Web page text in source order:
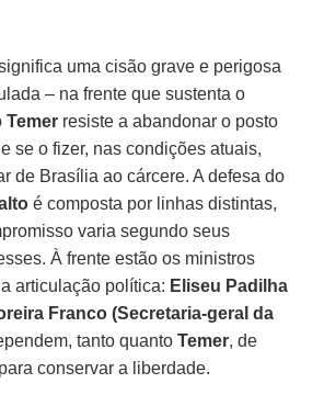
uma cisão grave e perigosa
– na frente que sustenta o
Temer resiste a abandonar o posto
se o fizer, nas condições atuais,
de Brasília ao cárcere. A defesa do
é composta por linhas distintas,
varia segundo seus
À frente estão os ministros
articulação política: Eliseu Padilha
Franco (Secretaria-geral da
tanto quantoTemer, de
conservar a liberdade.